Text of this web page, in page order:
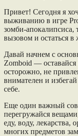
Привет! Сегодня я
выживанию в игре
зомби-апокалипсиса,
вызовом и остаться
Давай начнем с
Zomboid —
осторожно, не
внимателен и
себе.
Еще один важный
перегружайся
еду, воду,
многих предметов